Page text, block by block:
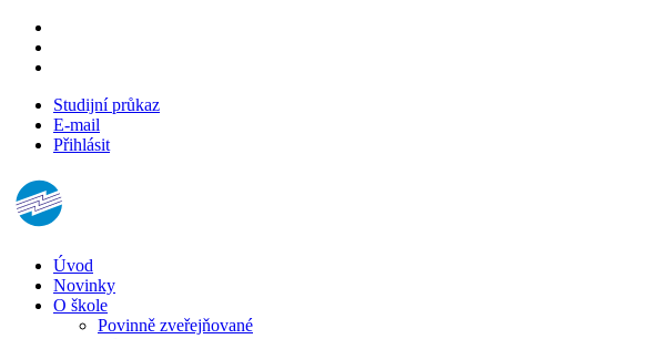
Studijní průkaz
E-mail
Přihlásit
Úvod
Novinky
O škole
Povinně zveřejňované